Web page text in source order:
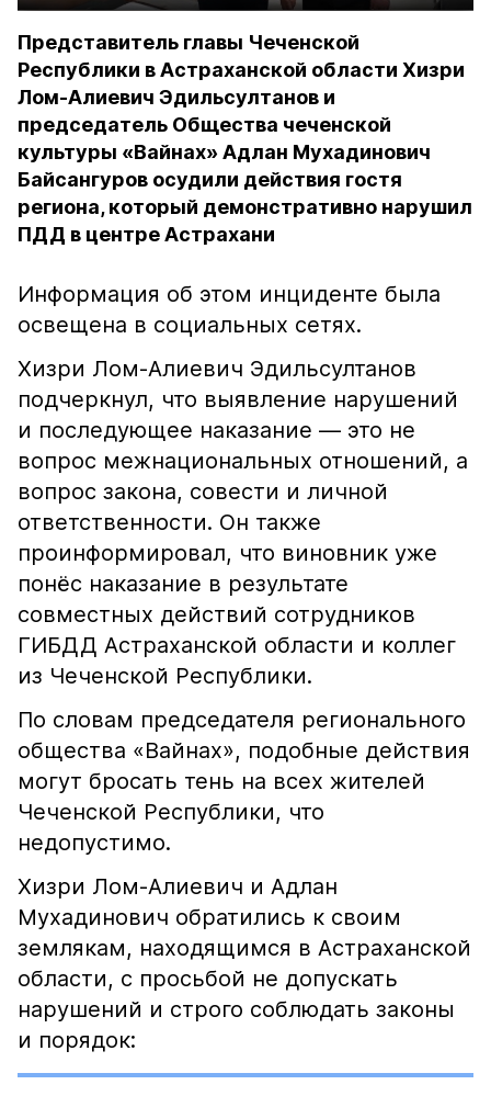
Представитель главы Чеченской
Республики в Астраханской области Хизри
Лом-Алиевич Эдильсултанов и
председатель Общества чеченской
культуры «Вайнах» Адлан Мухадинович
Байсангуров осудили действия гостя
региона, который демонстративно нарушил
ПДД в центре Астрахани
Информация об этом инциденте была
освещена в социальных сетях.
Хизри Лом-Алиевич Эдильсултанов
подчеркнул, что выявление нарушений
и последующее наказание — это не
вопрос межнациональных отношений, а
вопрос закона, совести и личной
ответственности. Он также
проинформировал, что виновник уже
понёс наказание в результате
совместных действий сотрудников
ГИБДД Астраханской области и коллег
из Чеченской Республики.
По словам председателя регионального
общества «Вайнах», подобные действия
могут бросать тень на всех жителей
Чеченской Республики, что
недопустимо.
Хизри Лом-Алиевич и Адлан
Мухадинович обратились к своим
землякам, находящимся в Астраханской
области, с просьбой не допускать
нарушений и строго соблюдать законы
и порядок: